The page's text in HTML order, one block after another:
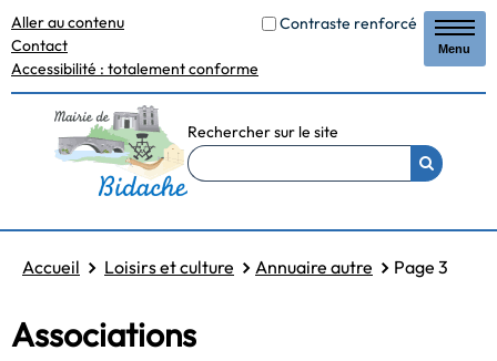
Aller au contenu
Contact
Accessibilité : totalement conforme
Contraste renforcé
Rechercher sur le site
Menu
Accueil Loisirs et culture Annuaire autre Page 3
Associations